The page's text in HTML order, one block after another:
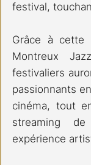
festival,
Grâce à cette
Montreux
festivaliers
passionnants
cinéma, tout
streaming
expérience